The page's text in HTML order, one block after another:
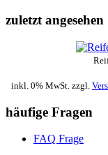
zuletzt angesehen
inkl. 0% MwSt. zzgl.
häufige Fragen
FAQ Frage